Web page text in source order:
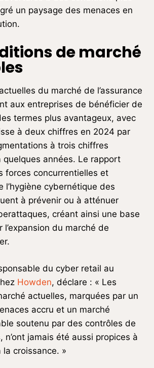
un paysage des menaces en
de marché
du marché de l’assurance
aux entreprises de bénéficier de
termes plus avantageux, avec
à deux chiffres en 2024 par
à trois chiffres
quelques années. Le rapport
forces concurrentielles et
l’hygiène cybernétique des
à prévenir ou à atténuer
créant ainsi une base
l’expansion du marché de
du cyber retail au
Howden, déclare : « Les
actuelles, marquées par un
accru et un marché
soutenu par des contrôles de
n’ont jamais été aussi propices à
la croissance. »